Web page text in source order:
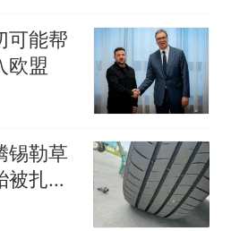
可能帮
欧盟
锡勒草
被扎，
达千